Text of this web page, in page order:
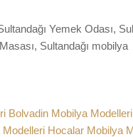
Yemek Odası,
Sultandağı mobilya
Bolvadin Mobilya Modelleri
Hocalar Mobilya